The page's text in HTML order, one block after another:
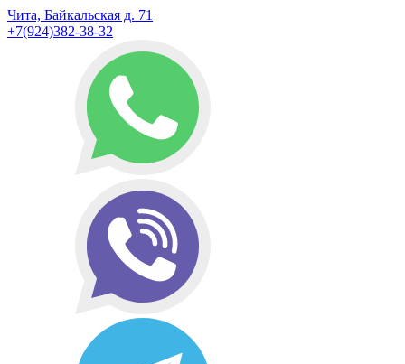
Чита, Байкальская д. 71
+7(924)382-38-32